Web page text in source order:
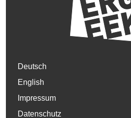
Deutsch
English
Impressum
Datenschutz